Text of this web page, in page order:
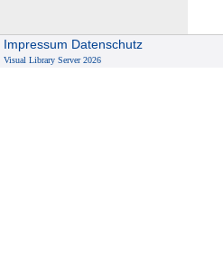
Impressum Datenschutz
Visual Library Server 2026